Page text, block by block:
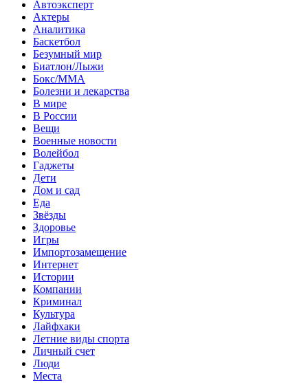
Автоэксперт
Актеры
Аналитика
Баскетбол
Безумный мир
Биатлон/Лыжи
Бокс/MMA
Болезни и лекарства
В мире
В России
Вещи
Военные новости
Волейбол
Гаджеты
Дети
Дом и сад
Еда
Звёзды
Здоровье
Игры
Импортозамещение
Интернет
Истории
Компании
Криминал
Культура
Лайфхаки
Летние виды спорта
Личный счет
Люди
Места